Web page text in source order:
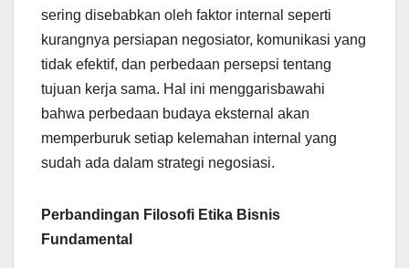
sering disebabkan oleh faktor internal seperti
kurangnya persiapan negosiator, komunikasi yang
tidak efektif, dan perbedaan persepsi tentang
tujuan kerja sama. Hal ini menggarisbawahi
bahwa perbedaan budaya eksternal akan
memperburuk setiap kelemahan internal yang
sudah ada dalam strategi negosiasi.
Perbandingan Filosofi Etika Bisnis
Fundamental